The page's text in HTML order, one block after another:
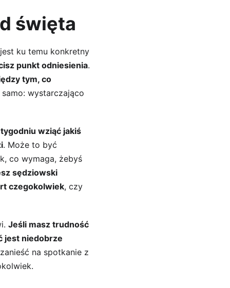
święta
ku temu konkretny
punkt odniesienia.
tym, co
wystarczająco
wziąć jakiś
. Może to być
co wymaga, żebyś
sędziowski
czegokolwiek, czy
Jeśli masz trudność
jest niedobrze
na spotkanie z